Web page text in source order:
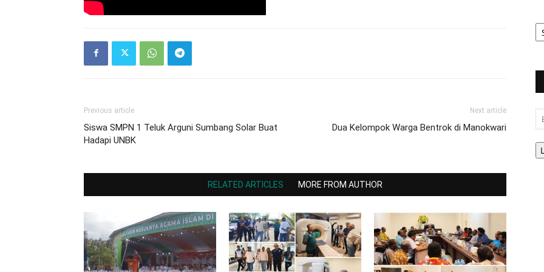
Previous article
Siswa SMPN 1 Teluk Arguni Sumbang Solar Buat
Hadapi UNBK
Next article
Dua Kelompok Warga Bentrok di Manokwari
RELATED ARTICLES MORE FROM AUTHOR